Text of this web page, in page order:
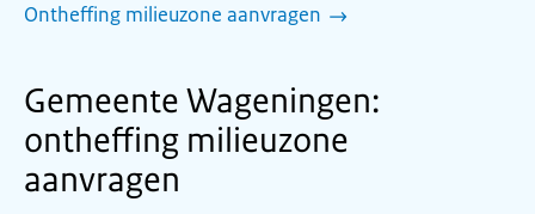
Ontheffing milieuzone aanvragen
Gemeente Wageningen:
ontheffing milieuzone
aanvragen